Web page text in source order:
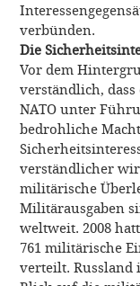
verbünden.
Die
Vor dem
verständlich,
NATO unter
bedrohliche
verständlicher
militärische
Militärausgaben
weltweit. 2008
761 militärische
verteilt.